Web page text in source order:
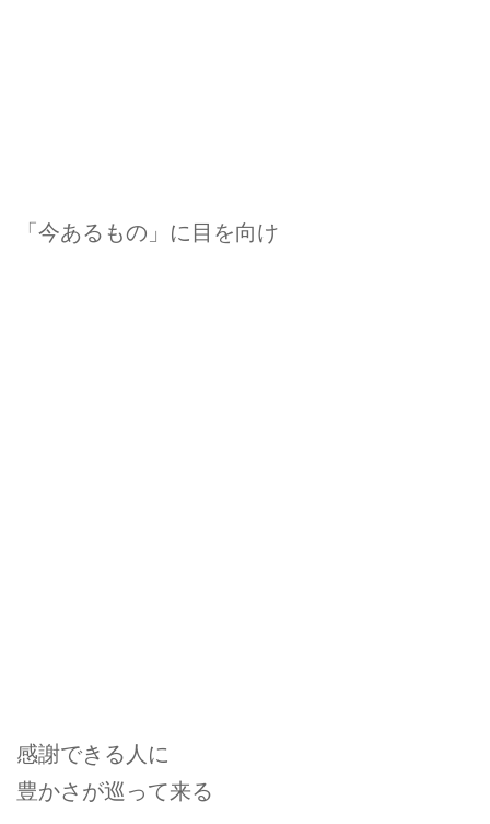
「今あるもの」に目を向け
感謝できる人に
豊かさが巡って来る